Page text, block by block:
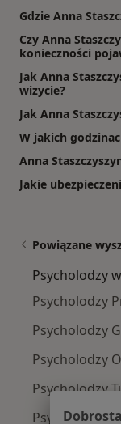
Gdzie Anna
Czy Anna
konieczności
Jak Anna
wizycie?
Jak Anna
W jakich
Anna
Jakie
Powiązane
Psycholodzy
Psycholodzy
Psycholodzy
Psycholodzy
Psycholodzy
Psycholodzy